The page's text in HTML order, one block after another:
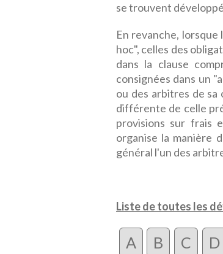
se trouvent
En revanche,
hoc", celles des
dans la clause
consignées dans un
ou des arbitres de sa
différente de celle
provisions sur frais
organise la manière
général l'un des
Liste de toutes les
A B C D